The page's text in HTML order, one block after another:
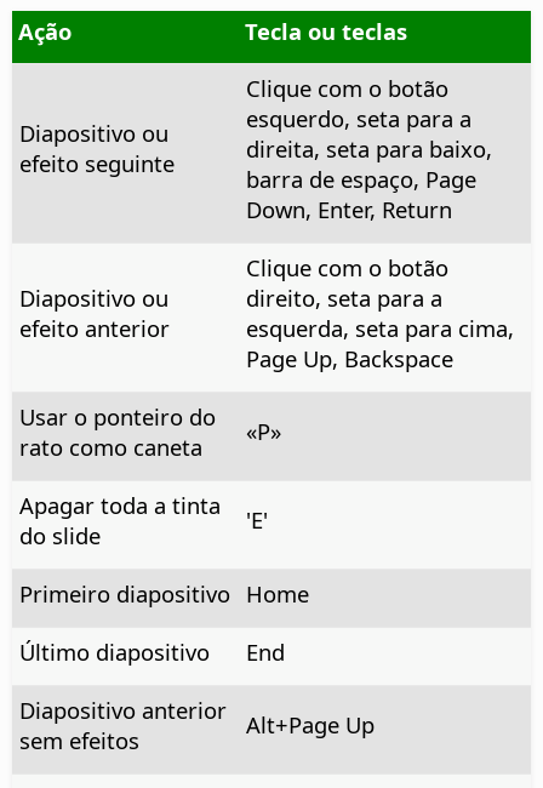
Ação
Tecla ou teclas
Diapositivo ou
efeito seguinte
Clique com o botão
esquerdo, seta para a
direita, seta para baixo,
barra de espaço, Page
Down, Enter, Return
Diapositivo ou
efeito anterior
Clique com o botão
direito, seta para a
esquerda, seta para cima,
Page Up, Backspace
Usar o ponteiro do
rato como caneta
«P»
Apagar toda a tinta
do slide
'E'
Primeiro diapositivo Home
Último diapositivo
End
Diapositivo anterior
sem efeitos
Alt+Page Up